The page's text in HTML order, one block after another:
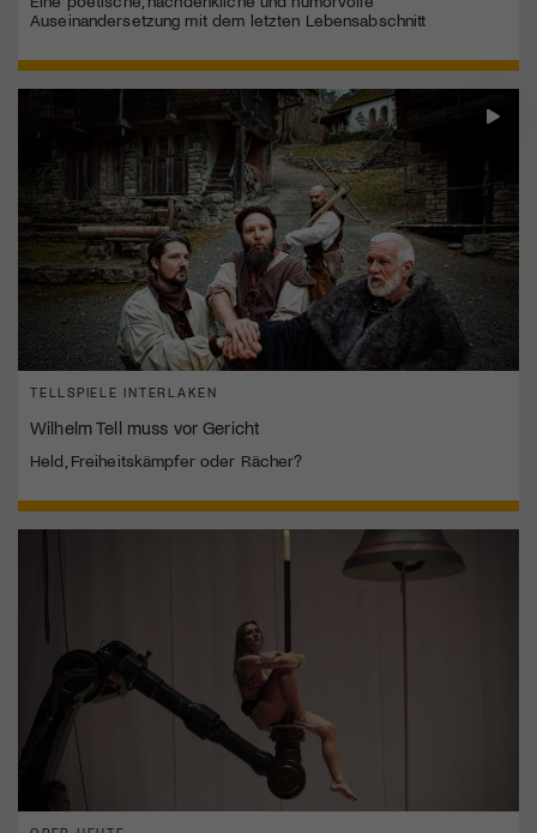
Auseinandersetzung mit dem letzten Lebensabschnitt
TELLSPIELE INTERLAKEN
Wilhelm Tell muss vor Gericht
Held, Freiheitskämpfer oder Rächer?